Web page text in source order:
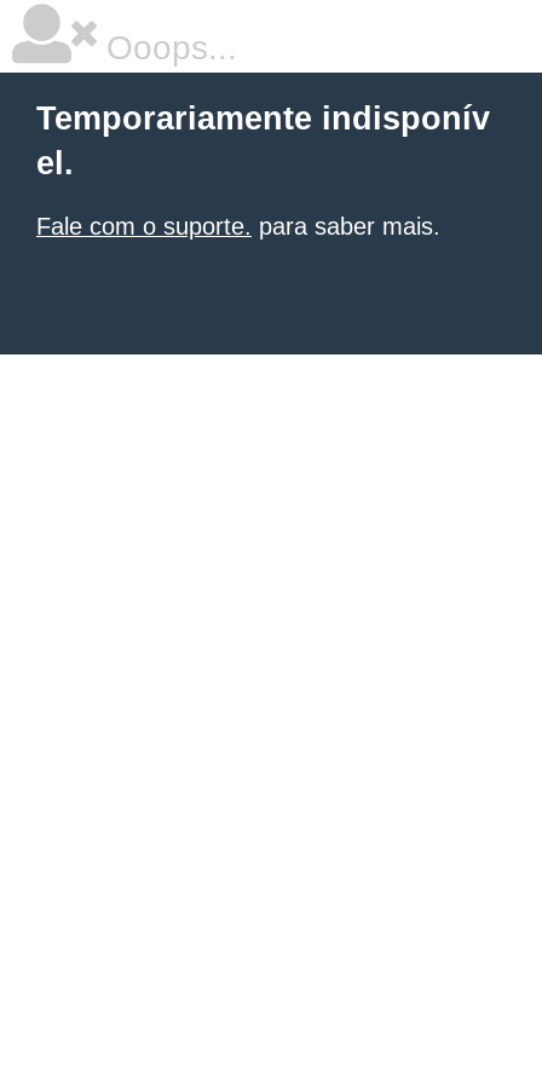
Ooops...
Temporariamente indisponív
el.
Fale com o suporte. para saber mais.